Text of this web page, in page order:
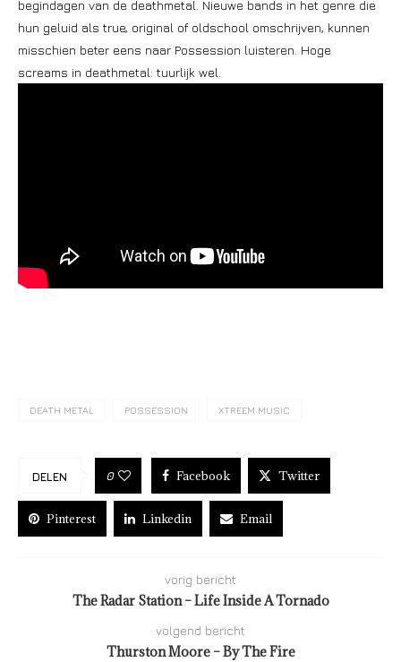
begindagen van de deathmetal. Nieuwe bands in het genre die
hun geluid als true, original of oldschool omschrijven, kunnen
misschien beter eens naar Possession luisteren. Hoge
screams in deathmetal: tuurlijk wel.
DEATH METAL POSSESSION XTREEM MUSIC
DELEN 0 Facebook Twitter
Pinterest Linkedin Email
vorig bericht
The Radar Station – Life Inside A Tornado
volgend bericht
Thurston Moore – By The Fire